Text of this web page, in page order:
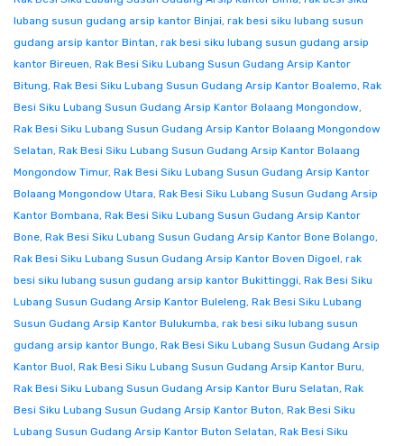
lubang susun gudang arsip kantor Binjai, rak besi siku lubang susun
gudang arsip kantor Bintan, rak besi siku lubang susun gudang arsip
kantor Bireuen, Rak Besi Siku Lubang Susun Gudang Arsip Kantor
Bitung, Rak Besi Siku Lubang Susun Gudang Arsip Kantor Boalemo, Rak
Besi Siku Lubang Susun Gudang Arsip Kantor Bolaang Mongondow,
Rak Besi Siku Lubang Susun Gudang Arsip Kantor Bolaang Mongondow
Selatan, Rak Besi Siku Lubang Susun Gudang Arsip Kantor Bolaang
Mongondow Timur, Rak Besi Siku Lubang Susun Gudang Arsip Kantor
Bolaang Mongondow Utara, Rak Besi Siku Lubang Susun Gudang Arsip
Kantor Bombana, Rak Besi Siku Lubang Susun Gudang Arsip Kantor
Bone, Rak Besi Siku Lubang Susun Gudang Arsip Kantor Bone Bolango,
Rak Besi Siku Lubang Susun Gudang Arsip Kantor Boven Digoel, rak
besi siku lubang susun gudang arsip kantor Bukittinggi, Rak Besi Siku
Lubang Susun Gudang Arsip Kantor Buleleng, Rak Besi Siku Lubang
Susun Gudang Arsip Kantor Bulukumba, rak besi siku lubang susun
gudang arsip kantor Bungo, Rak Besi Siku Lubang Susun Gudang Arsip
Kantor Buol, Rak Besi Siku Lubang Susun Gudang Arsip Kantor Buru,
Rak Besi Siku Lubang Susun Gudang Arsip Kantor Buru Selatan, Rak
Besi Siku Lubang Susun Gudang Arsip Kantor Buton, Rak Besi Siku
Lubang Susun Gudang Arsip Kantor Buton Selatan, Rak Besi Siku